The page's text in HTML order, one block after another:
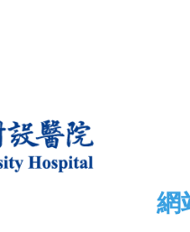
網